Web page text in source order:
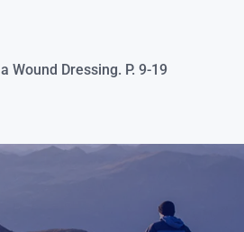
Wound Dressing. P. 9-19